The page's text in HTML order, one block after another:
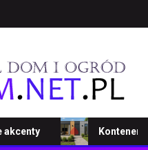
Kontener –